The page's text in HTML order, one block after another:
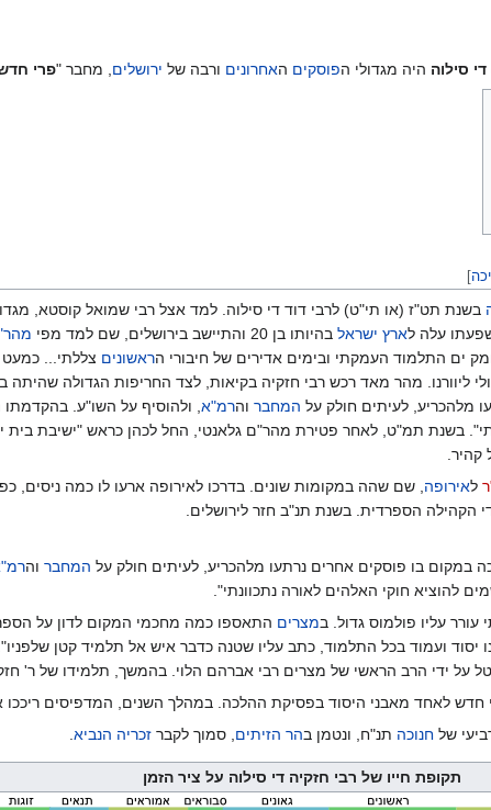
סילוה היה מגדולי הפוסקים האחרונים ורבה של ירושלים, מחבר "פרי
]
בשנת תט"ז (או תי"ט) לרבי דוד די סילוה. למד אצל רבי שמואל קוסטא,
עלה לארץ ישראל בהיותו בן 20 והתיישב בירושלים, שם למד מפי
ים התלמוד העמקתי ובימים אדירים של חיבורי הראשונים צללתי... כמעט
ליוורנו. מהר מאד רכש רבי חזקיה בקיאות, לצד החריפות הגדולה שהיתה
מלהכריע, לעיתים חולק על המחבר והרמ"א, ולהוסיף על השו"ע. בהקדמתו
בשנת תמ"ט, לאחר פטירת מהר"ם גלאנטי, החל לכהן כראש "ישיבת בית
קהיר.
לאירופה, שם שהה במקומות שונים. בדרכו לאירופה ארעו לו כמה
הקהילה הספרדית. בשנת תנ"ב חזר לירושלים.
במקום בו פוסקים אחרים נרתעו מלהכריע, לעיתים חולק על המחבר וה
להוציא חוקי האלהים לאורה נתכוונתי".
עורר עליו פולמוס גדול. במצרים התאספו כמה מחכמי המקום לדון על הספר
יסוד ועמוד בכל התלמוד, כתב עליו שטנה כדבר איש אל תלמיד קטן
על ידי הרב הראשי של מצרים רבי אברהם הלוי. בהמשך, תלמידו של ר'
חדש לאחד מאבני היסוד בפסיקת ההלכה. במהלך השנים, המדפיסים
של חנוכה תנ"ח, ונטמן בהר הזיתים, סמוך לקבר זכריה הנביא.
תקופת חייו של רבי חזקיה די סילוה על ציר הזמן